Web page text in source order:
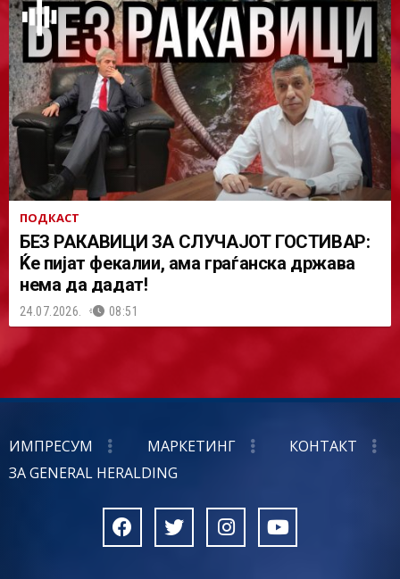
ПОДКАСТ
БЕЗ РАКАВИЦИ ЗА СЛУЧАЈОТ ГОСТИВАР:
Ќе пијат фекалии, ама граѓанска држава
нема да дадат!
24.07.2026. 08:51
ИМПРЕСУМ МАРКЕТИНГ
КОНТАКТ
ЗА GENERAL HERALDING